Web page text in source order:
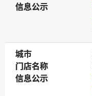
信息公示
信息公示
城市
城市
门店名称
门店名称
信息公示
信息公示